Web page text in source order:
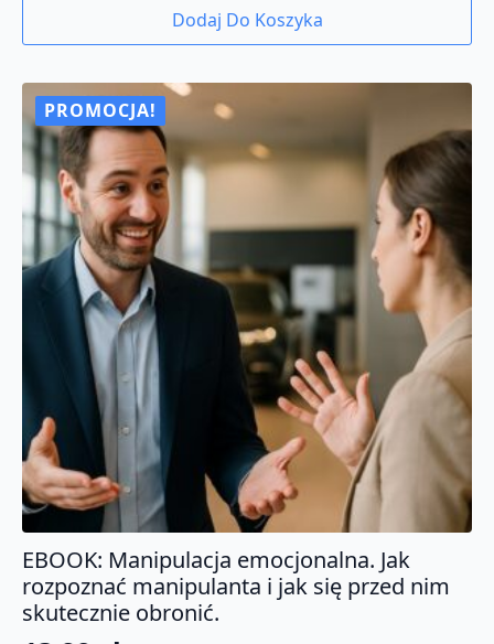
wynosiła:
150.00 zł.
wynosi:
59.00 zł.
Dodaj Do Koszyka
PROMOCJA!
EBOOK: Manipulacja emocjonalna. Jak
rozpoznać manipulanta i jak się przed nim
skutecznie obronić.